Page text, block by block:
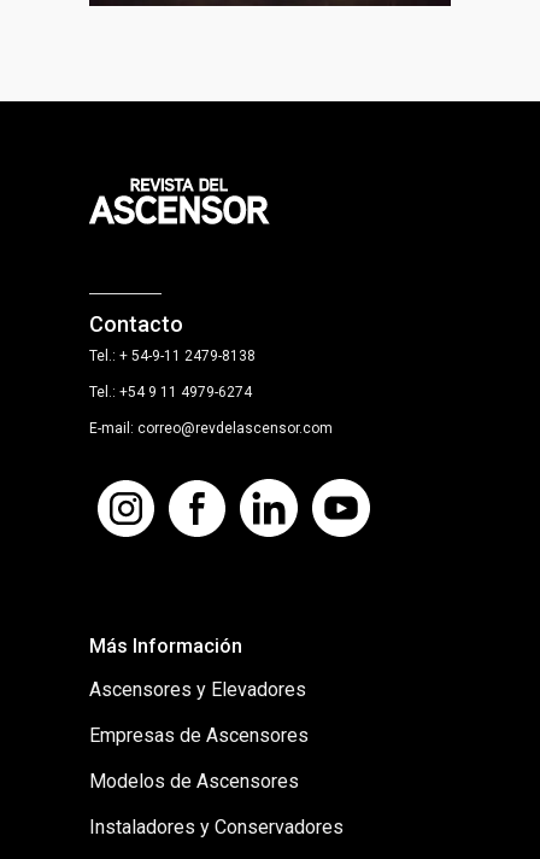
Contacto
Tel.: + 54-9-11 2479-8138
Tel.: +54 9 11 4979-6274
E-mail: correo@revdelascensor.com
Más Información
Ascensores y Elevadores
Empresas de Ascensores
Modelos de Ascensores
Instaladores y Conservadores